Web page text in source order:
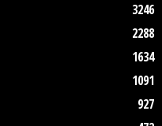
3246
2288
1634
1091
927